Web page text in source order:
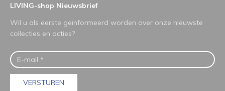
LIVING-shop Nieuwsbrief
Wil u als eerste geïnformeerd worden over onze nieuwste
collecties en acties?
VERSTUREN